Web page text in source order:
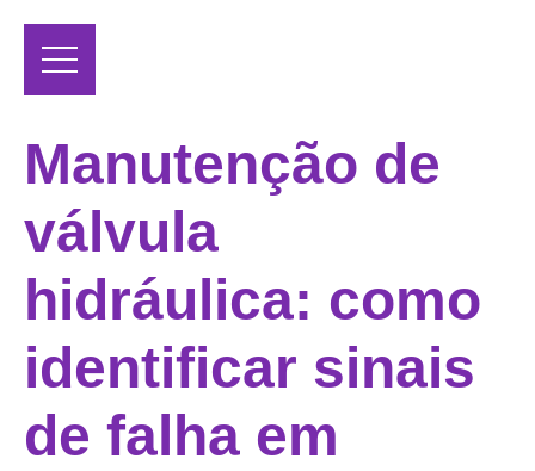
Manutenção de
válvula
hidráulica: como
identificar sinais
de falha em